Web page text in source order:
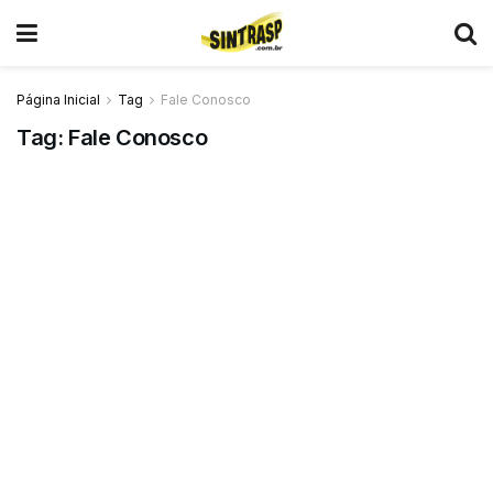
Página Inicial Tag Fale Conosco
Tag: Fale Conosco